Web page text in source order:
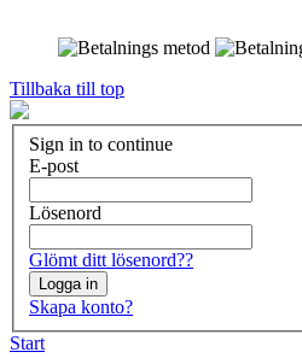
Tillbaka till top
Sign in to continue
E-post
Lösenord
Glömt ditt lösenord??
Logga in
Skapa konto?
Start